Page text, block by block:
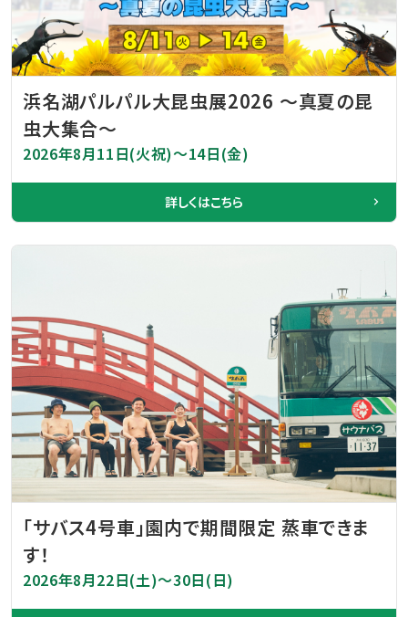
浜名湖パルパル大昆虫展2026 ～真夏の昆
虫大集合～
2026年8月11日(火祝)～14日(金)
詳しくはこちら
「サバス4号車」園内で期間限定 蒸車できま
す！
2026年8月22日(土)～30日(日)